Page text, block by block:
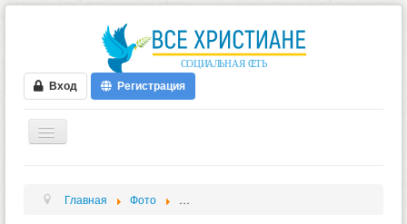
Вход Регистрация
ФОРУМГлавная Фото Фото обложки - Альбомы - Сергей